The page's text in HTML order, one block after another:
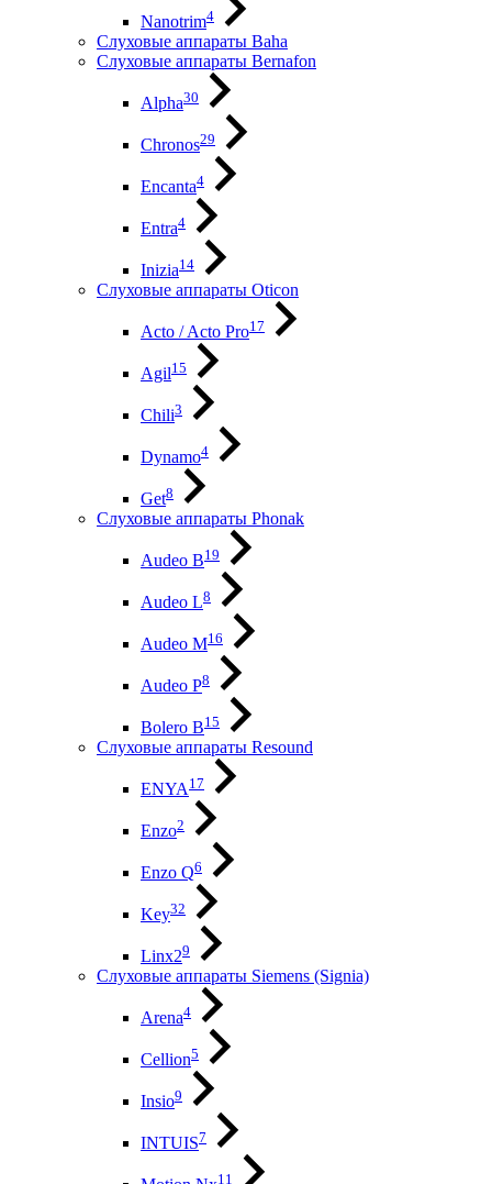
Nanotrim4
Слуховые аппараты Baha
Слуховые аппараты Bernafon
Alpha30
Chronos29
Encanta4
Entra4
Inizia14
Слуховые аппараты Oticon
Acto / Acto Pro17
Agil15
Chili3
Dynamo4
Get8
Слуховые аппараты Phonak
Audeo B19
Audeo L8
Audeo М16
Audeo P8
Bolero B15
Слуховые аппараты Resound
ENYA 17
Enzo2
Enzo Q6
Key32
Linx29
Слуховые аппараты Siemens (Signia)
Arena4
Cellion5
Insio9
INTUIS7
11